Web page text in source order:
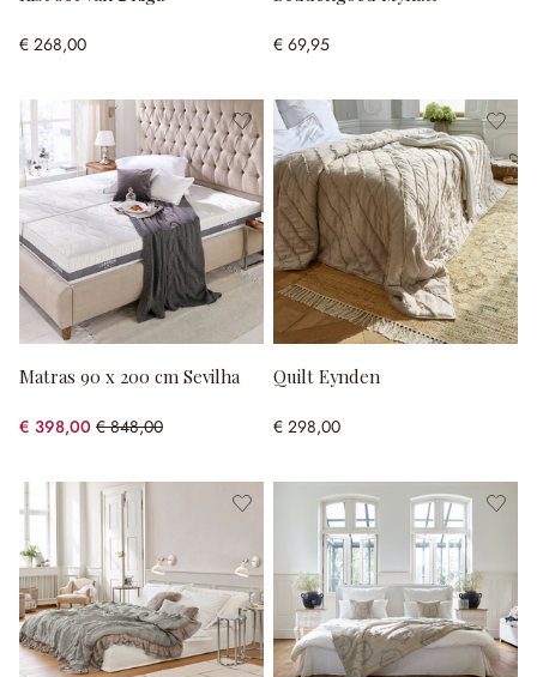
€ 268,00 € 69,95
Matras 90 x 200 cm Sevilha
€ 398,00 € 848,00
(53.07% gespart)
Quilt Eynden
€ 298,00